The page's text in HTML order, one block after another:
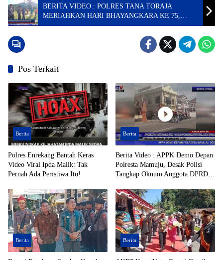
BERITA VIDEO : POLRES TANA TORAJA
MERIAHKAN HARI BHAYANGKARA KE 75,
DENGAN MENGGELAR BERBAGAI LOMBA
Pos Terkait
Berita
Polres Enrekang Bantah Keras
Video Viral Ipda Malik: Tak
Pernah Ada Peristiwa Itu!
Berita
Berita Video : APPK Demo Depan
Polresta Mamuju, Desak Polisi
Tangkap Oknum Anggota DPRD
Tersangka Tambang Emas Ilegal
Berita Berita